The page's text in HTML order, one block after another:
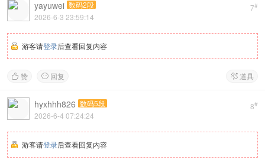
7#
yayuwei 数码2段
2026-6-3 23:59:14
游客请登录后查看回复内容
 赞  回复  道具
8#
hyxhhh826 数码5段
2026-6-4 07:24:24
游客请登录后查看回复内容